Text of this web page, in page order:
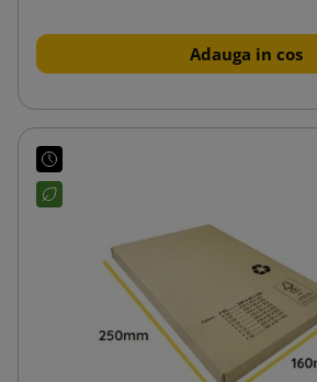
Adauga in cos